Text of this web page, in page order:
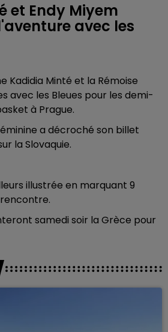
et Endy Miyem
avec les
Kadidia Minté et la Rémoise
avec les Bleues pour les demi-
à Prague.
a décroché son billet
la Slovaquie.
illustrée en marquant 9
samedi soir la Grèce pour